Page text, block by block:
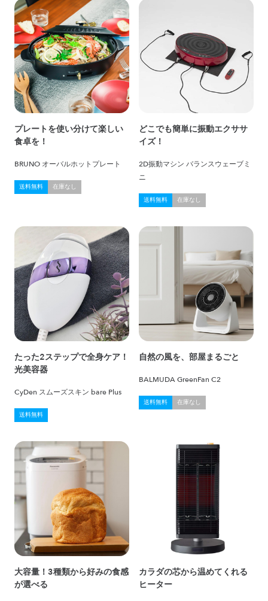
プレートを使い分けて楽しい
食卓を！
BRUNO オーバルホットプレート
送料無料 在庫なし
どこでも簡単に振動エクササ
イズ！
2D振動マシン バランスウェーブミ
ニ
送料無料 在庫なし
たった2ステップで全身ケア！
光美容器
CyDen スムーズスキン bare Plus
送料無料
自然の風を、部屋まるごと
BALMUDA GreenFan C2
送料無料 在庫なし
大容量！3種類から好みの食感
が選べる
カラダの芯から温めてくれる
ヒーター